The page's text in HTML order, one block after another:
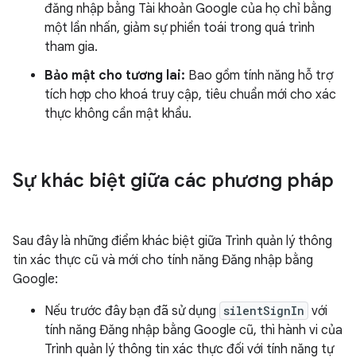
đăng nhập bằng Tài khoản Google của họ chỉ bằng
một lần nhấn, giảm sự phiền toái trong quá trình
tham gia.
Bảo mật cho tương lai: Bao gồm tính năng hỗ trợ
tích hợp cho khoá truy cập, tiêu chuẩn mới cho xác
thực không cần mật khẩu.
Sự khác biệt giữa các phương pháp
Sau đây là những điểm khác biệt giữa Trình quản lý thông
tin xác thực cũ và mới cho tính năng Đăng nhập bằng
Google:
Nếu trước đây bạn đã sử dụng silentSignIn với
tính năng Đăng nhập bằng Google cũ, thì hành vi của
Trình quản lý thông tin xác thực đối với tính năng tự